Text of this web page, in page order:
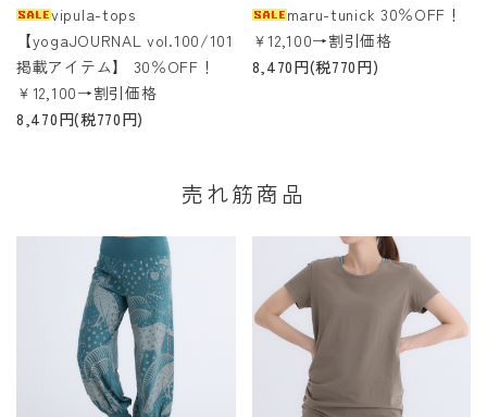
vipula-tops
【yogaJOURNAL vol.100/101
掲載アイテム】 30％OFF！
￥12,100→割引価格
8,470円(税770円)
maru-tunick 30％OFF！
￥12,100→割引価格
8,470円(税770円)
売れ筋商品